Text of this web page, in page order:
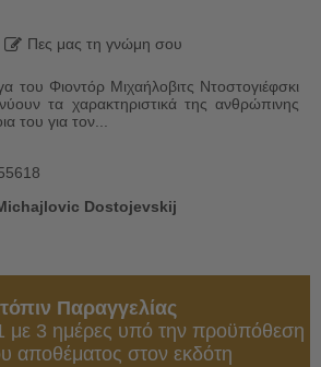
Πες μας τη γνώμη σου
του Φιοντόρ Μιχαήλοβιτς Ντοστογιέφσκι
τα χαρακτηριστικά της ανθρώπινης
του για τον...
Dostojevskij
Παραγγελίας
με 3 ημέρες υπό την προϋπόθεση
αποθέματος στον εκδότη